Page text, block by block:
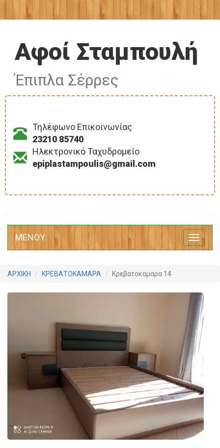
Αφοί Σταμπουλή
Έπιπλα Σέρρες
Τηλέφωνο Επικοινωνίας
23210 85740
Ηλεκτρονικό Ταχυδρομείο
epiplastampoulis@gmail.com
Toggle
ΜΕΝΟΥ
ΑΡΧΙΚΗ ΚΡΕΒΑΤΟΚΑΜΑΡΑ Κρεβατοκαμαρα 14